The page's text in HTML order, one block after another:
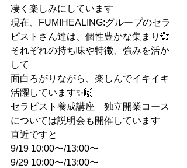
凄く楽しみにしています
現在、FUMIHEALING:グループのセラ
ピストさん達は、個性豊かな集まり💞
それぞれの持ち味や特徴、強みを活か
して
面白ろがりながら、楽しんでイキイキ
活躍しています✨🙌
セラピスト養成講座　独立開業コース
については説明会も開催しています
直近ですと
9/19 10:00〜/13:00〜
9/29 10:00〜/13:00〜